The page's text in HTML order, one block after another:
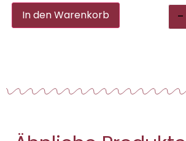
-
In den Warenkorb Alternative: